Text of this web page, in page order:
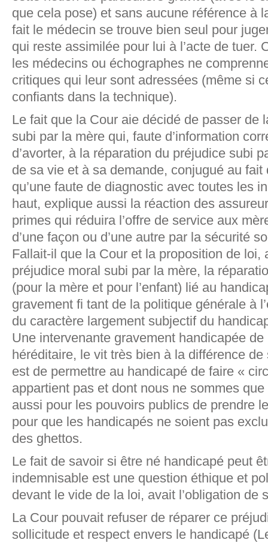
que cela pose) et sans aucune référence à
fait le médecin se trouve bien seul pour
qui reste assimilée pour lui à l’acte de tuer.
les médecins ou échographes ne
critiques qui leur sont adressées (même si
confiants dans la technique).
Le fait que la Cour aie décidé de passer de
subi par la mère qui, faute d’information
d’avorter, à la réparation du préjudice subi
de sa vie et à sa demande, conjugué au fait
qu’une faute de diagnostic avec toutes les
haut, explique aussi la réaction des
primes qui réduira l’offre de service aux
d’une façon ou d’une autre par la sécurité
Fallait-il que la Cour et la proposition de loi,
préjudice moral subi par la mère, la
(pour la mère et pour l’enfant) lié au
gravement fi tant de la politique générale à
du caractère largement subjectif du
Une intervenante gravement handicapée
héréditaire, le vit très bien à la différence
est de permettre au handicapé de faire «
appartient pas et dont nous ne sommes
aussi pour les pouvoirs publics de prendre
pour que les handicapés ne soient pas
des ghettos.
Le fait de savoir si être né handicapé peut
indemnisable est une question éthique et
devant le vide de la loi, avait l’obligation de
La Cour pouvait refuser de réparer ce
sollicitude et respect envers le handicapé